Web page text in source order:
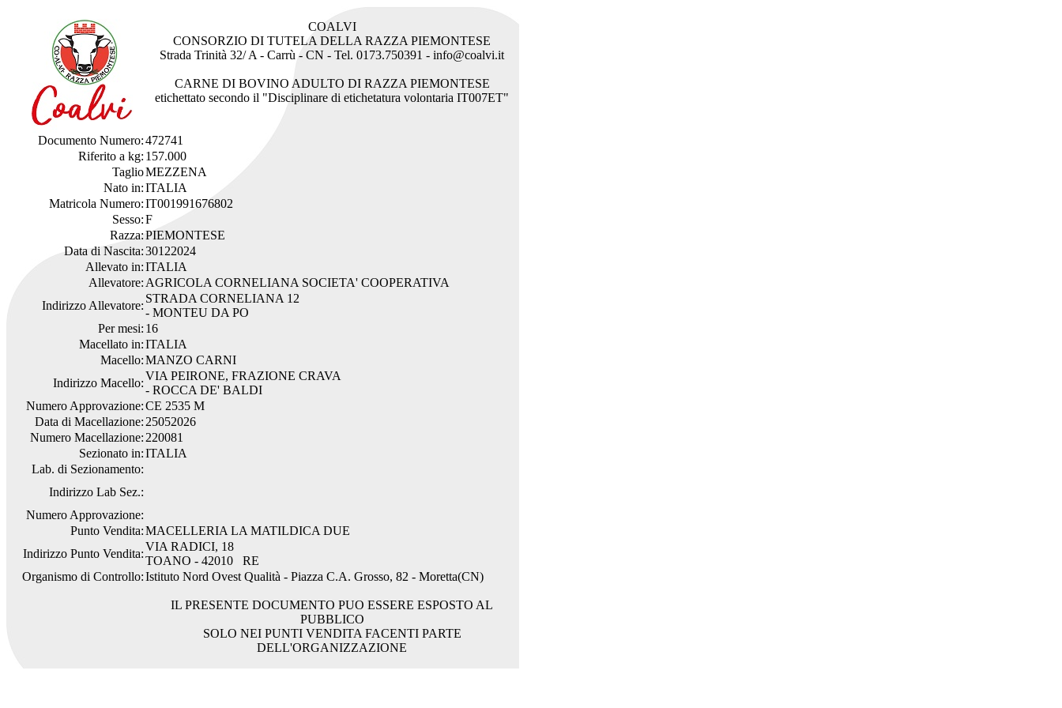
COALVI
CONSORZIO DI TUTELA DELLA RAZZA PIEMONTESE
Strada Trinità 32/ A - Carrù - CN - Tel. 0173.750391 - info@coalvi.it
CARNE DI BOVINO ADULTO DI RAZZA PIEMONTESE
etichettato secondo il "Disciplinare di etichetatura volontaria IT007ET"
Documento Numero:472741
Riferito a kg: 157.000
TaglioMEZZENA
Nato in:ITALIA
Matricola Numero:IT001991676802
Sesso:F
Razza:PIEMONTESE
Data di Nascita:30122024
Allevato in:ITALIA
Allevatore: AGRICOLA CORNELIANA SOCIETA' COOPERATIVA
Indirizzo Allevatore:
STRADA CORNELIANA 12
- MONTEU DA PO
Per mesi: 16
Macellato in:ITALIA
Macello:MANZO CARNI
Indirizzo Macello:
VIA PEIRONE, FRAZIONE CRAVA
- ROCCA DE' BALDI
Numero Approvazione:CE 2535 M
Data di Macellazione: 25052026
Numero Macellazione: 220081
Sezionato in:ITALIA
Lab. di Sezionamento:
Indirizzo Lab Sez.:
Numero Approvazione:
Punto Vendita:MACELLERIA LA MATILDICA DUE
Indirizzo Punto Vendita:
VIA RADICI, 18
TOANO - 42010 RE
Organismo di Controllo:Istituto Nord Ovest Qualità - Piazza C.A. Grosso, 82 - Moretta(CN)
IL PRESENTE DOCUMENTO PUO ESSERE ESPOSTO AL
PUBBLICO
SOLO NEI PUNTI VENDITA FACENTI PARTE
DELL'ORGANIZZAZIONE